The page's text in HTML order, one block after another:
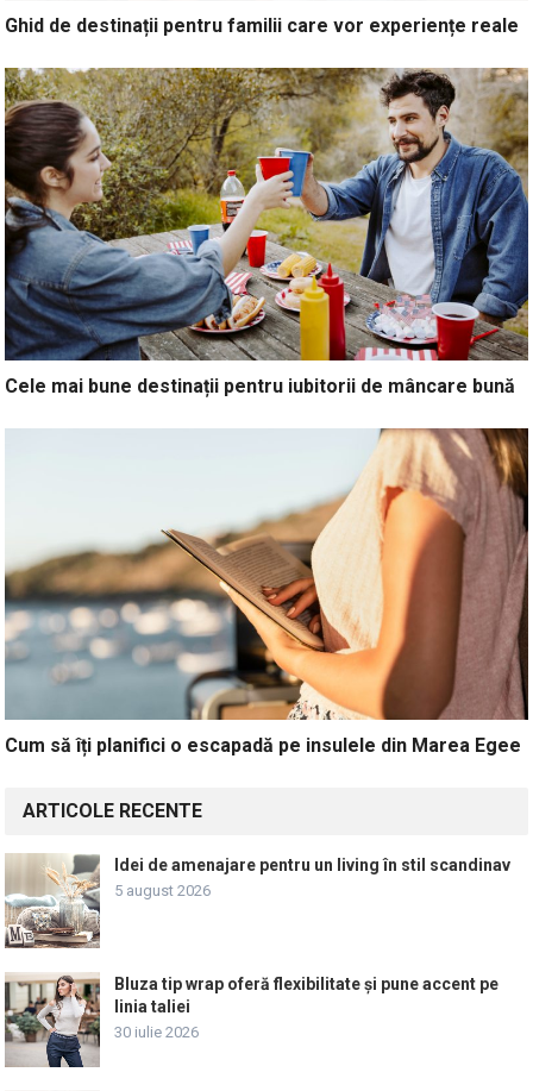
Ghid de destinații pentru familii care vor experiențe reale
Cele mai bune destinații pentru iubitorii de mâncare bună
Cum să îți planifici o escapadă pe insulele din Marea Egee
ARTICOLE RECENTE
Idei de amenajare pentru un living în stil scandinav
5 august 2026
Bluza tip wrap oferă flexibilitate și pune accent pe
linia taliei
30 iulie 2026